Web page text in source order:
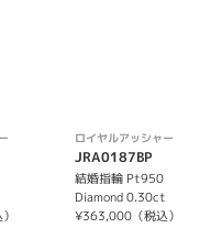
ロイヤルアッシャー
JRA0187BP
結婚指輪 Pt950
Diamond 0.30ct
¥363,000（税込）